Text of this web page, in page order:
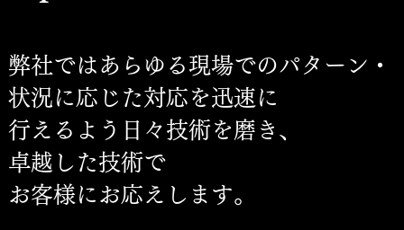
弊社ではあらゆる現場でのパターン・
状況に応じた対応を​迅速に
行えるよう日々技術を磨き、
卓越した技術で
お客様にお応えします。